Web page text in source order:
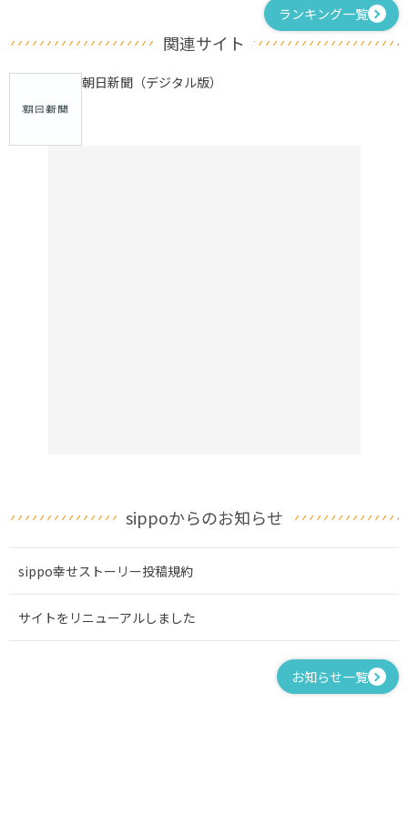
ランキング一覧
関連サイト
朝日新聞（デジタル版）
sippoからのお知らせ
sippo幸せストーリー投稿規約
サイトをリニューアルしました
お知らせ一覧